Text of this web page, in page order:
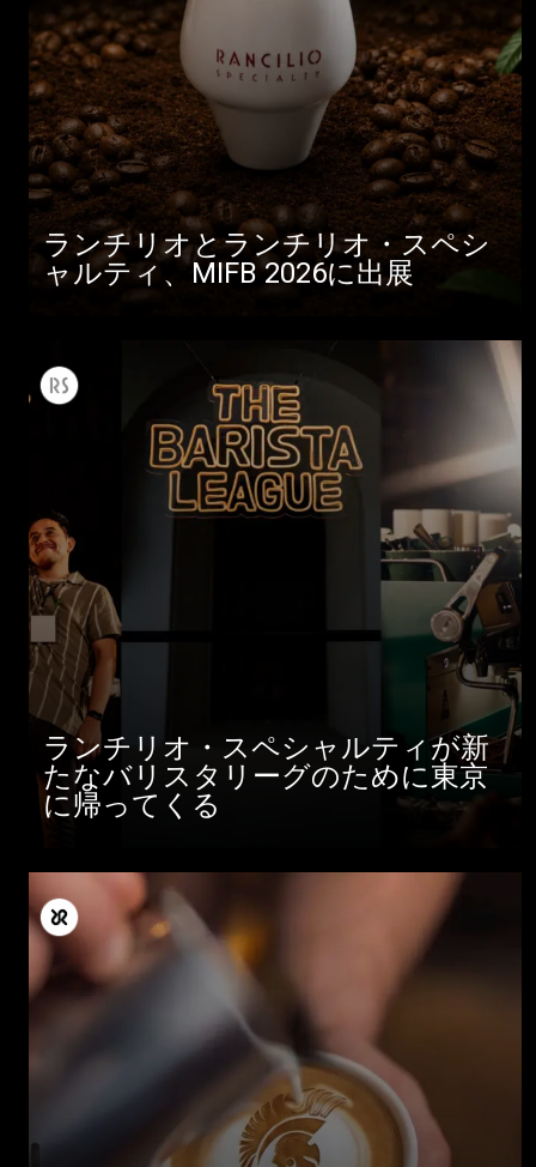
ランチリオとランチリオ・スペシ
ャルティ、MIFB 2026に出展
ランチリオ・スペシャルティが新
たなバリスタリーグのために東京
に帰ってくる